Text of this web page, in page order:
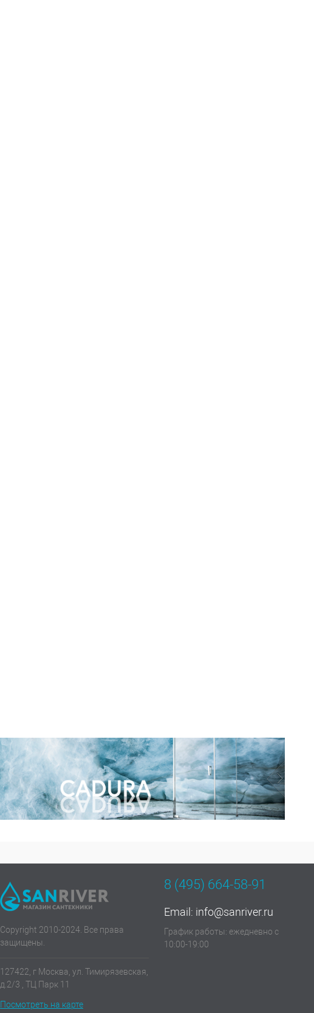
Copyright 2010-2024. Все права
защищены.
127422, г Москва, ул. Тимирязевская,
д.2/3 , ТЦ Парк 11
Посмотреть на карте
8 (495) 664-58-91
Email: info@sanriver.ru
График работы: ежедневно с
10:00-19:00